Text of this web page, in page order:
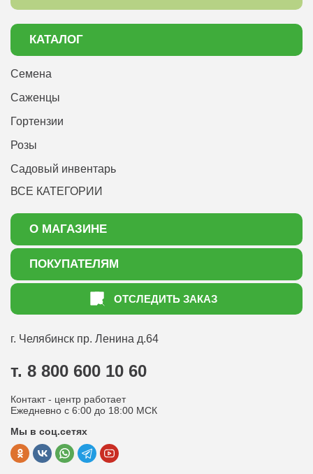
КАТАЛОГ
Семена
Саженцы
Гортензии
Розы
Садовый инвентарь
ВСЕ КАТЕГОРИИ
О МАГАЗИНЕ
О нас
Акции
ПОКУПАТЕЛЯМ
Как оформить заказ
Статьи садоводу
Оптовым покупателям
Политика конфиденциальности
Публичная оферта
ОТСЛЕДИТЬ ЗАКАЗ
г. Челябинск пр. Ленина д.64
т. 8 800 600 10 60
Контакт - центр работает
Ежедневно с 6:00 до 18:00 МСК
Мы в соц.сетях